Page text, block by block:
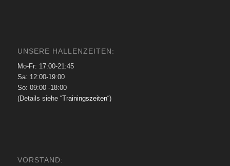
UNSERE HALLENZEITEN:
Mo-Fr: 17:00-21:45
Sa: 12:00-19:00
So: 09:00 -18:00
(Details siehe “Trainingszeiten“)
VORSTAND: